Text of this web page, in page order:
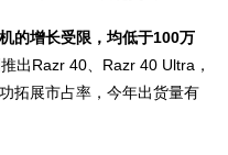
的增长受限，均低于100万
出Razr 40、Razr 40 Ultra，
拓展市占率，今年出货量有